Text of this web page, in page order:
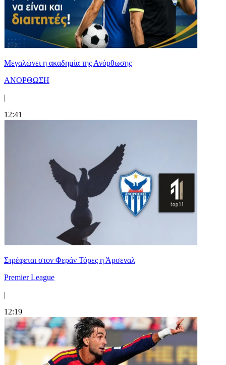
Μεγαλώνει η ακαδημία της Ανόρθωσης
ΑΝΟΡΘΩΣΗ
|
12:41
Στρέφεται στον Φεράν Τόρες η Άρσεναλ
Premier League
|
12:19